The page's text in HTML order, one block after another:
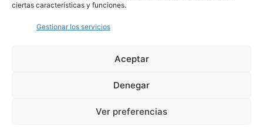
ciertas características y funciones.
Gestionar los servicios
Aceptar
Denegar
Ver preferencias